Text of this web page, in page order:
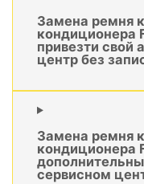
Замена ремня
кондиционера
привезти свой
центр без
Замена ремня
кондиционера
сервисном